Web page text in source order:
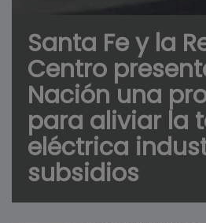
Santa Fe y la
Centro
Nación una
para aliviar la
eléctrica
subsidios